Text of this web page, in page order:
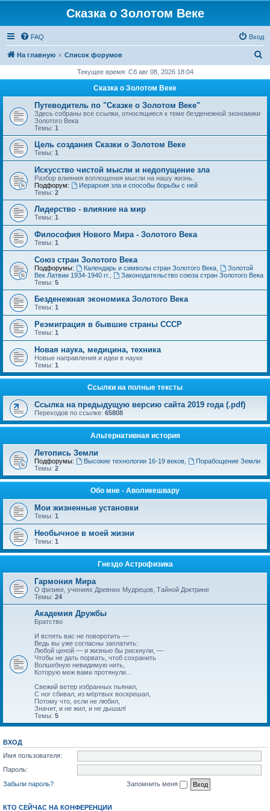
Сказка о Золотом Веке
FAQ Вход
На главную Список форумов
с
Текущее время: Сб авг 08, 2026 18:04
Сказка о Золотом Веке
Путеводитель по "Сказке о Золотом Веке"
Здесь собраны все ссылки, относящиеся к теме безденежной экономики
Золотого Века
Темы: 1
Цель создания Сказки о Золотом Веке
Темы: 1
Искусство чистой мысли и недопущение зла
Разбор влияния воплощения мысли на нашу жизнь.
Подфорум:
Иерархия зла и способы борьбы с ней
Темы: 2
Лидерство - влияние на мир
Темы: 1
Философия Нового Мира - Золотого Века
Темы: 1
Cоюз стран Золотого Века
Подфорумы: Календарь и символы стран Золотого Века,
Золотой
Век Латвии 1934-1940 гг.
Законодательство союза стран Золотого Века
Темы: 5
Безденежная экономика Золотого Века
Темы: 1
Реэмиграция в бывшие страны СССР
Темы: 1
Новая наука, медицина, техника
Новые направления и идеи в науке
Темы: 1
Ссылки на полные тексты
Ссылка на предыдущую версию сайта 2019 года (.pdf)
Переходов по ссылке: 65808
Альтернативная история
Летопись Земли
Подфорумы: Высокие технологии 16-19 веков,
Порабощение Земли
Темы: 2
Обо мне - Аволикешвару
Мои жизненные установки
Темы: 1
Необычное в моей жизни
Темы: 1
Гнездо Астрофизика
Гармония Мира
О физике, учениях Древних Мудрецов, Тайной Доктрине
Темы: 24
Академия Дружбы
Братство
И вспять вас не поворотить —
Ведь вы уже согласны заплатить:
Любой ценой — и жизнью бы рискнули, —
Чтобы не дать порвать, чтоб сохранить
Волшебную невидимую нить,
Которую меж вами протянули...
Свежий ветер избранных пьянил,
С ног сбивал, из мёртвых воскрешал,
Потому что, если не любил,
Значит, и не жил, и не дышал!
Темы: 5
ВХОД
Имя пользователя:
Пароль:
Забыли пароль?
Запомнить меня
КТО СЕЙЧАС НА КОНФЕРЕНЦИИ